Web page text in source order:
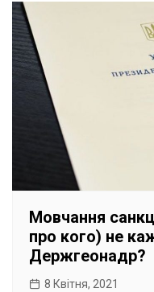
Мовчання
про кого) не
Держгеонадр?
8 Квітня, 2021